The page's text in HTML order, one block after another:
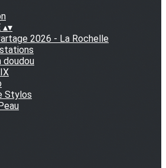
▴▾
2026 - La Rochelle
doudou
Stylos